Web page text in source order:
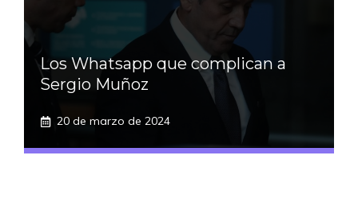
Los Whatsapp que complican a
Sergio Muñoz
20 de marzo de 2024